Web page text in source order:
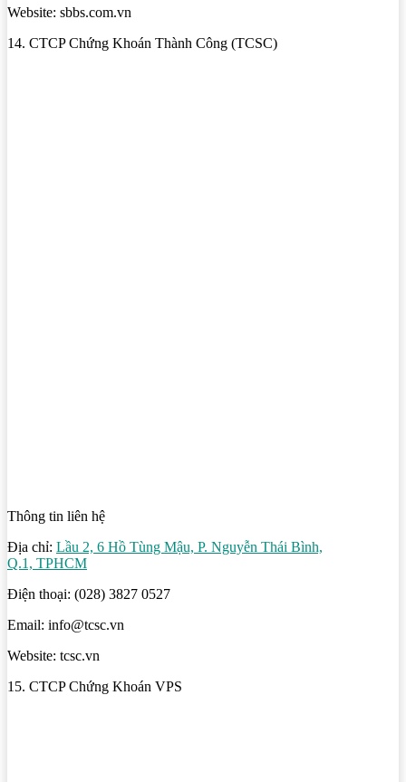
Website: sbbs.com.vn
14. CTCP Chứng Khoán Thành Công (TCSC)
Thông tin liên hệ
Địa chỉ: Lầu 2, 6 Hồ Tùng Mậu, P. Nguyễn Thái Bình,
Q.1, TPHCM
Điện thoại: (028) 3827 0527
Email: info@tcsc.vn
Website: tcsc.vn
15. CTCP Chứng Khoán VPS